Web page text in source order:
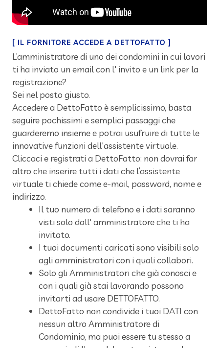
[ IL FORNITORE ACCEDE A DETTOFATTO ]
L’amministratore di uno dei condomini in cui lavori
ti ha inviato un email con l' invito e un link per la
registrazione?
Sei nel posto giusto.
Accedere a DettoFatto è semplicissimo, basta
seguire pochissimi e semplici passaggi che
guarderemo insieme e potrai usufruire di tutte le
innovative funzioni dell'assistente virtuale.
Cliccaci e registrati a DettoFatto: non dovrai far
altro che inserire tutti i dati che l’assistente
virtuale ti chiede come e-mail, password, nome e
indirizzo.
Il tuo numero di telefono e i dati saranno
visti solo dall' amministratore che ti ha
invitato.
I tuoi documenti caricati sono visibili solo
agli amministratori con i quali collabori.
Solo gli Amministratori che già conosci e
con i quali già stai lavorando possono
invitarti ad usare DETTOFATTO.
DettoFatto non condivide i tuoi DATI con
nessun altro Amministratore di
Condominio, ma puoi essere tu stesso a